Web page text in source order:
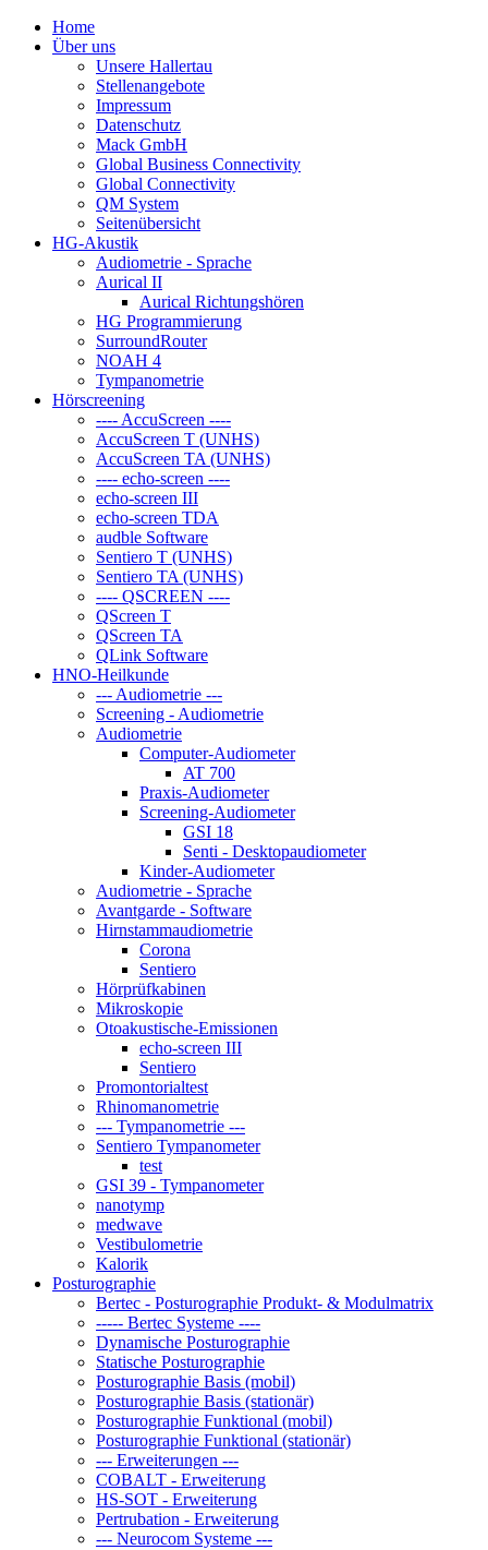
Home
Über uns
Unsere Hallertau
Stellenangebote
Impressum
Datenschutz
Mack GmbH
Global Business Connectivity
Global Connectivity
QM System
Seitenübersicht
HG-Akustik
Audiometrie - Sprache
Aurical II
Aurical Richtungshören
HG Programmierung
SurroundRouter
NOAH 4
Tympanometrie
Hörscreening
---- AccuScreen ----
AccuScreen T (UNHS)
AccuScreen TA (UNHS)
---- echo-screen ----
echo-screen III
echo-screen TDA
audble Software
Sentiero T (UNHS)
Sentiero TA (UNHS)
---- QSCREEN ----
QScreen T
QScreen TA
QLink Software
HNO-Heilkunde
--- Audiometrie ---
Screening - Audiometrie
Audiometrie
Computer-Audiometer
AT 700
Praxis-Audiometer
Screening-Audiometer
GSI 18
Senti - Desktopaudiometer
Kinder-Audiometer
Audiometrie - Sprache
Avantgarde - Software
Hirnstammaudiometrie
Corona
Sentiero
Hörprüfkabinen
Mikroskopie
Otoakustische-Emissionen
echo-screen III
Sentiero
Promontorialtest
Rhinomanometrie
--- Tympanometrie ---
Sentiero Tympanometer
test
GSI 39 - Tympanometer
nanotymp
medwave
Vestibulometrie
Kalorik
Posturographie
Bertec - Posturographie Produkt- & Modulmatrix
----- Bertec Systeme ----
Dynamische Posturographie
Statische Posturographie
Posturographie Basis (mobil)
Posturographie Basis (stationär)
Posturographie Funktional (mobil)
Posturographie Funktional (stationär)
--- Erweiterungen ---
COBALT - Erweiterung
HS-SOT - Erweiterung
Pertrubation - Erweiterung
--- Neurocom Systeme ---